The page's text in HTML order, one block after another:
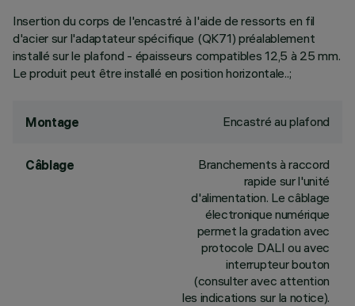
Insertion du corps de l'encastré à l'aide de ressorts en fil
d'acier sur l'adaptateur spécifique (QK71) préalablement
installé sur le plafond - épaisseurs compatibles 12,5 à 25 mm.
Le produit peut être installé en position horizontale..;
Montage Encastré au plafond
Câblage
Branchements à raccord
rapide sur l'unité
d'alimentation. Le câblage
électronique numérique
permet la gradation avec
protocole DALI ou avec
interrupteur bouton
(consulter avec attention
les indications sur la notice).